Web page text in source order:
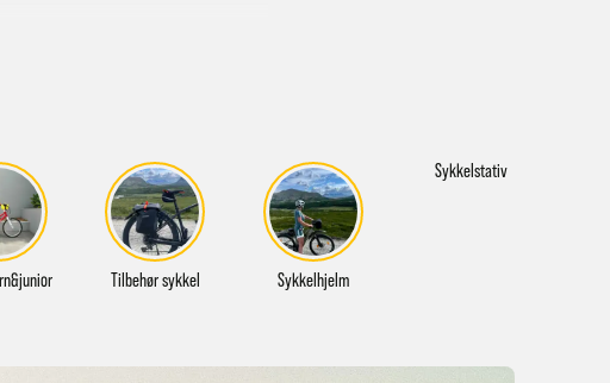
med deg. Har du ikke
Tilbehør sykkel Sykkelhjelm
Sykkelstativ